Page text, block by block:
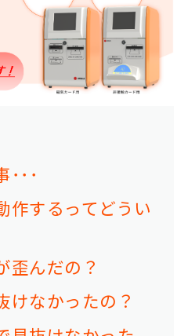
･･･
作するってどうい
歪んだの？
けなかったの？